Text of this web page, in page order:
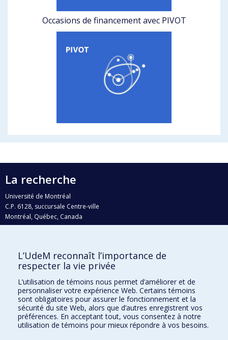
Occasions de financement avec PIVOT
La recherche
Université de Montréal
C.P. 6128, succursale Centre-ville
Montréal, Québec, Canada
H3C 3J7
Qui fait quoi?
Nous trouver
Plan du site
Accessibilité
L’UdeM reconnaît l’importance de
respecter la vie privée
L’utilisation de témoins nous permet d’améliorer et de
personnaliser votre expérience Web. Certains témoins
sont obligatoires pour assurer le fonctionnement et la
sécurité du site Web, alors que d’autres enregistrent vos
préférences. En acceptant tout, vous consentez à notre
utilisation de témoins pour mieux répondre à vos besoins.